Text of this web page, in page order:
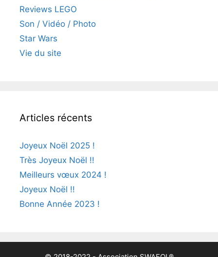
Reviews LEGO
Son / Vidéo / Photo
Star Wars
Vie du site
Articles récents
Joyeux Noël 2025 !
Très Joyeux Noël !!
Meilleurs vœux 2024 !
Joyeux Noël !!
Bonne Année 2023 !